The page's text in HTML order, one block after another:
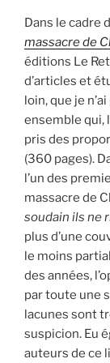
Dans le cadre
massacre de
éditions Le
d’articles et
loin, que je
ensemble qui,
pris des
(360 pages).
l’un des
massacre de
soudain ils ne
plus d’une
le moins
des années,
par toute une
lacunes sont
suspicion. Eu
auteurs de ce